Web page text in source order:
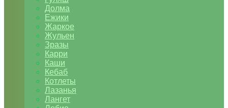
Долма
Ежики
Жаркое
Жульен
Зразы
Карри
Каши
Кебаб
Котлеты
Лазанья
Лангет